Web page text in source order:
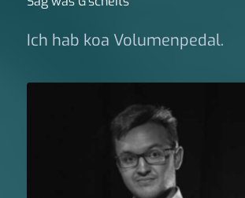
Ich hab koa Volumenpedal.